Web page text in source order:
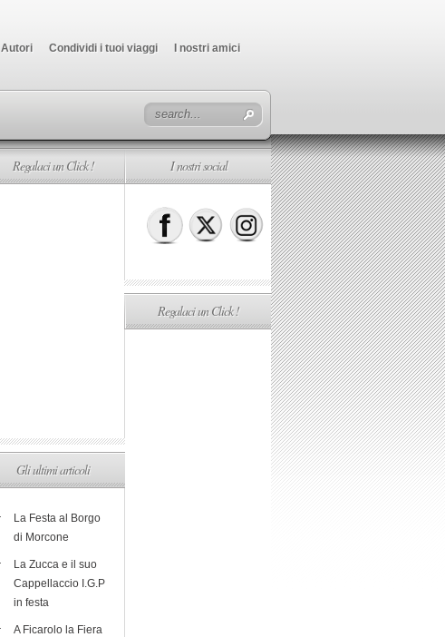
Autori Condividi i tuoi viaggi I nostri amici
Regalaci un Click !
Gli ultimi articoli
La Festa al Borgo
di Morcone
La Zucca e il suo
Cappellaccio I.G.P
in festa
A Ficarolo la Fiera
I nostri social
Regalaci un Click !